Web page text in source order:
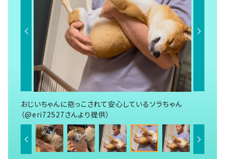
おじいちゃんに抱っこされて安心しているソラちゃん
（@eri72527さんより提供）